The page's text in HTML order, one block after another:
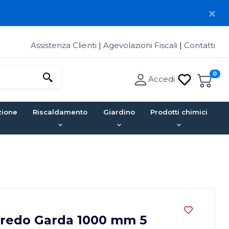
Assistenza Clienti | Agevolazioni Fiscali | Contatti
0
Accedi
Riscaldamento Giardino Prodotti chimici
Garda 1000 mm 5